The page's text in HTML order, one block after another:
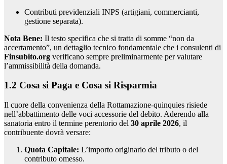
Contributi previdenziali INPS (artigiani, commercianti,
gestione separata).
Nota Bene: Il testo specifica che si tratta di somme “non da
accertamento”, un dettaglio tecnico fondamentale che i consulenti di
Finsubito.org verificano sempre preliminarmente per valutare
l’ammissibilità della domanda.
1.2 Cosa si Paga e Cosa si Risparmia
Il cuore della convenienza della Rottamazione-quinquies risiede
nell’abbattimento delle voci accessorie del debito. Aderendo alla
sanatoria entro il termine perentorio del 30 aprile 2026, il
contribuente dovrà versare:
Quota Capitale: L’importo originario del tributo o del
contributo omesso.